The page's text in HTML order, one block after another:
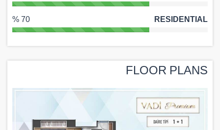
RESIDENTIAL
70 %
FLOOR PLANS